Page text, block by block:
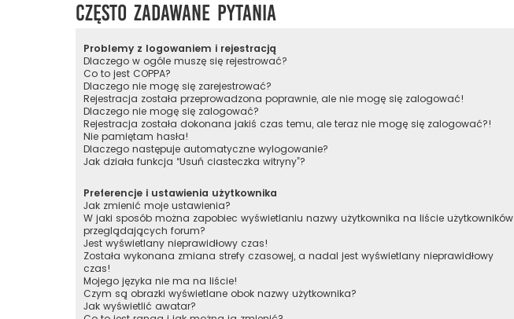
Często zadawane pytania
Problemy z logowaniem i rejestracją
Dlaczego w ogóle muszę się rejestrować?
Co to jest COPPA?
Dlaczego nie mogę się zarejestrować?
Rejestracja została przeprowadzona poprawnie, ale nie mogę się zalogować!
Dlaczego nie mogę się zalogować?
Rejestracja została dokonana jakiś czas temu, ale teraz nie mogę się zalogować?!
Nie pamiętam hasła!
Dlaczego następuje automatyczne wylogowanie?
Jak działa funkcja “Usuń ciasteczka witryny”?
Preferencje i ustawienia użytkownika
Jak zmienić moje ustawienia?
W jaki sposób można zapobiec wyświetlaniu nazwy użytkownika na liście użytkowników
przeglądających forum?
Jest wyświetlany nieprawidłowy czas!
Została wykonana zmiana strefy czasowej, a nadal jest wyświetlany nieprawidłowy
czas!
Mojego języka nie ma na liście!
Czym są obrazki wyświetlane obok nazwy użytkownika?
Jak wyświetlić awatar?